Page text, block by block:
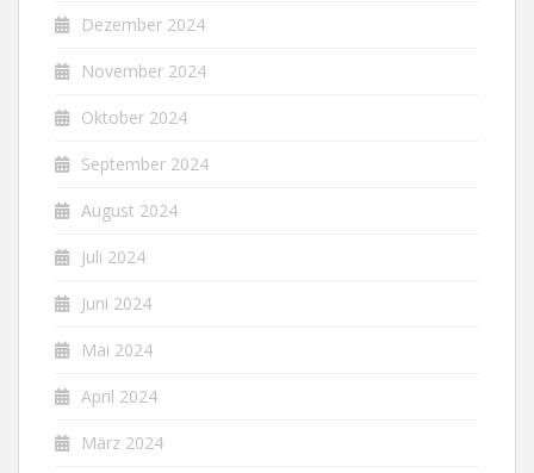
Dezember 2024
November 2024
Oktober 2024
September 2024
August 2024
Juli 2024
Juni 2024
Mai 2024
April 2024
März 2024